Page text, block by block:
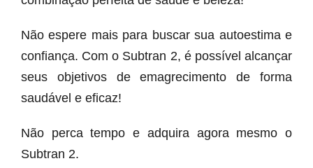
Não espere mais para buscar sua autoestima e
confiança. Com o Subtran 2, é possível alcançar
seus objetivos de emagrecimento de forma
saudável e eficaz!
Não perca tempo e adquira agora mesmo o
Subtran 2.